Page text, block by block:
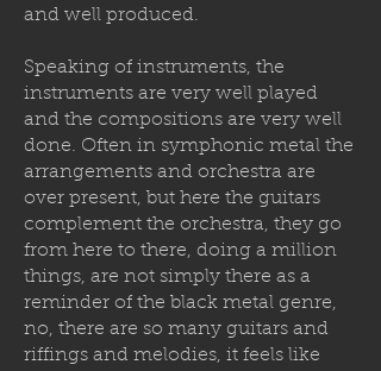
and well produced.
Speaking of instruments, the
instruments are very well played
and the compositions are very well
done. Often in symphonic metal the
arrangements and orchestra are
over present, but here the guitars
complement the orchestra, they go
from here to there, doing a million
things, are not simply there as a
reminder of the black metal genre,
no, there are so many guitars and
riffings and melodies, it feels like